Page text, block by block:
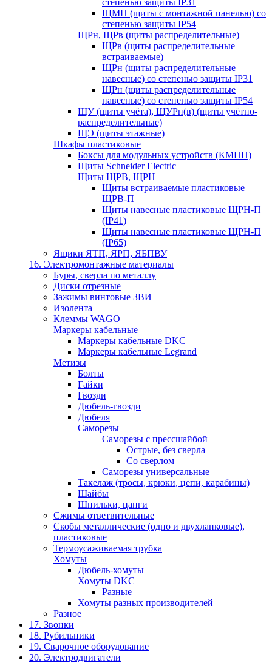
ЩМП (щиты с монтажной панелью) со
степенью защиты IP54
ЩРн, ЩРв (щиты распределительные)
ЩРв (щиты распределительные
встраиваемые)
ЩРн (щиты распределительные
навесные) со степенью защиты IP31
ЩРн (щиты распределительные
навесные) со степенью защиты IP54
ЩУ (щиты учёта), ЩУРн(в) (щиты учётно-
распределительные)
ЩЭ (щиты этажные)
Шкафы пластиковые
Боксы для модульных устройств (КМПН)
Щиты Schneider Electric
Щиты ЩРВ, ЩРН
Щиты встраиваемые пластиковые
ЩРВ-П
Щиты навесные пластиковые ЩРН-П
(IP41)
Щиты навесные пластиковые ЩРН-П
(IP65)
Ящики ЯТП, ЯРП, ЯБПВУ
16. Электромонтажные материалы
Буры, сверла по металлу
Диски отрезные
Зажимы винтовые ЗВИ
Изолента
Клеммы WAGO
Маркеры кабельные
Маркеры кабельные DKC
Маркеры кабельные Legrand
Метизы
Болты
Гайки
Гвозди
Дюбель-гвозди
Дюбеля
Саморезы
Саморезы с прессшайбой
Острые, без сверла
Со сверлом
Саморезы универсальные
Такелаж (тросы, крюки, цепи, карабины)
Шайбы
Шпильки, цанги
Сжимы ответвительные
Скобы металлические (одно и двухлапковые),
пластиковые
Термоусаживаемая трубка
Хомуты
Дюбель-хомуты
Хомуты DKC
Разные
Хомуты разных производителей
Разное
17. Звонки
18. Рубильники
19. Сварочное оборудование
20. Электродвигатели